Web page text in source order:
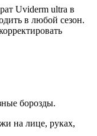
Uviderm ultra в
в любой сезон.
борозды.
на лице, руках,